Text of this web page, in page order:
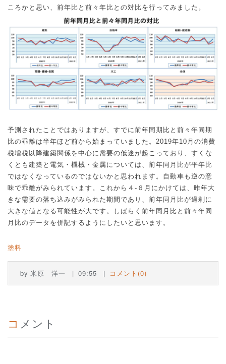
ころかと思い、前年比と前々年比との対比を行ってみました。
予測されたことではありますが、すでに前年同期比と前々年同期
比の乖離は半年ほど前から始まっていました。 2019年10 月の消費
税増税以降建築関係を中心に需要の低迷が起こっており、すくな
くとも建築と電気・機械・金属については、前年同月比が平年比
ではなくなっているのではないかと思われます。自動車も逆の意
味で乖離がみられています。これから４ - ６月にかけては、昨年大
きな需要の落ち込みがみられた期間であり、前年同月比が過剰に
大きな値となる可能性が大です。しばらく前年同月比と前々年同
月比のデータを併記するようにしたいと思います。
塗料
by 米原 洋一 09:55 コメント(0)
コメント